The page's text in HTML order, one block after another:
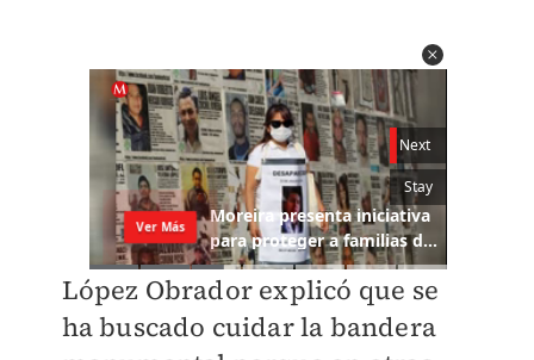
López Obrador explicó que se
ha buscado cuidar la bandera